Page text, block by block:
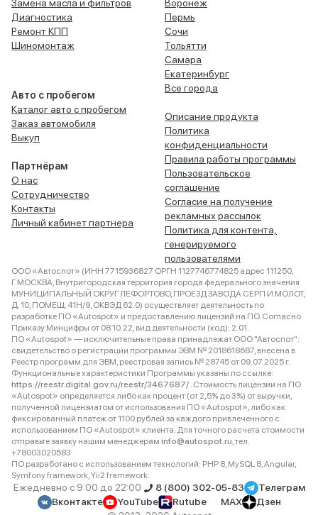
Замена масла и фильтров
Диагностика
Ремонт КПП
Шиномонтаж
Авто с пробегом
Каталог авто с пробегом
Заказ автомобиля
Выкуп
Партнёрам
О нас
Сотрудничество
Контакты
Личный кабинет партнера
Воронеж
Пермь
Сочи
Тольятти
Самара
Екатеринбург
Все города
Описание продукта
Политика
конфиденциальности
Правила работы программы
Пользовательское
соглашение
Согласие на получение
рекламных рассылок
Политика для контента,
генерируемого
пользователями
ООО «Автоспот» (ИНН 7715936827 ОРГН 1127746774825 адрес 111250,
Г.МОСКВА, Внутригородская территория города федерального значения
МУНИЦИПАЛЬНЫЙ ОКРУГ ЛЕФОРТОВО, ПРОЕЗД ЗАВОДА СЕРП И МОЛОТ,
Д. 10, ПОМЕЩ. 41Н/9, ОКВЭД 62.0) осуществляет деятельность по
разработке ПО «Autospot» и предоставлению лицензий на ПО. Согласно
Приказу Минцифры от 08.10.22, вид деятельности (код): 2.01.
ПО «Autospot» — исключительные права принадлежат ООО "Автоспот":
свидетельство о регистрации программы ЭВМ № 2018618687, внесена в
Реестр программ для ЭВМ, реестровая запись № 28745 от 09.07.2025 г.
Функциональные характеристики Программы указаны по ссылке:
https://reestr.digital.gov.ru/reestr/3467687/ . Стоимость лицензии на ПО
«Autospot» определяется либо как процент (от 2,5% до 3%) от выручки,
полученной лицензиатом от использования ПО «Autospot», либо как
фиксированный платеж от 1100 рублей за каждого привлеченного с
использованием ПО «Autospot» клиента. Для точного расчета стоимости
отправьте заявку нашим менеджерам info@autospot.ru, тел.
+78003020583
ПО разработано с использованием технологий: PHP 8, MySQL 8, Angular,
Symfony framework, Yii2 framework.
Ежедневно с 9:00 до 22:00 8 (800) 302-05-83
Телеграм
Вконтакте
YouTube Rutube MAX
Дзен